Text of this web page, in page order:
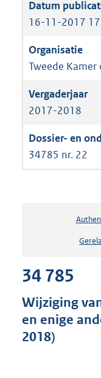
16-11-2017
Tweede Kamer
2017-2018
34785 nr. 22
34 785
Wijziging
en enige
2018)